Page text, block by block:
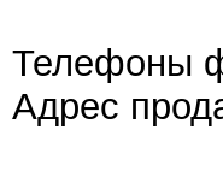
Телефоны
Адрес